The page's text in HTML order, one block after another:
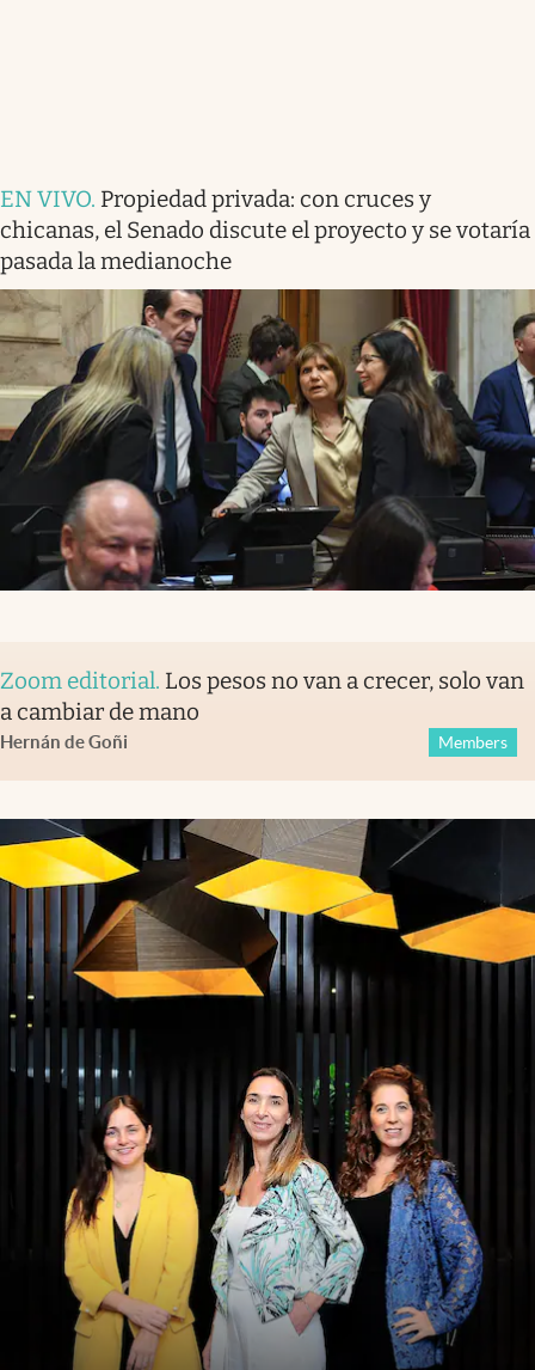
EN VIVO. Propiedad privada: con cruces y
chicanas, el Senado discute el proyecto y se votaría
pasada la medianoche
Zoom editorial. Los pesos no van a crecer, solo van
a cambiar de mano
Hernán de Goñi Members